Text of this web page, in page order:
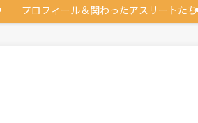
プロフィール＆関わったアスリートたち